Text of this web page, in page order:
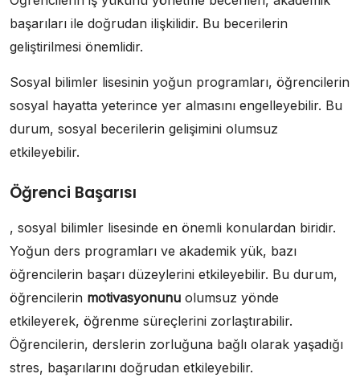
başarıları ile doğrudan ilişkilidir. Bu becerilerin
geliştirilmesi önemlidir.
Sosyal bilimler lisesinin yoğun programları, öğrencilerin
sosyal hayatta yeterince yer almasını engelleyebilir. Bu
durum, sosyal becerilerin gelişimini olumsuz
etkileyebilir.
Öğrenci Başarısı
, sosyal bilimler lisesinde en önemli konulardan biridir.
Yoğun ders programları ve akademik yük, bazı
öğrencilerin başarı düzeylerini etkileyebilir. Bu durum,
öğrencilerin motivasyonunu olumsuz yönde
etkileyerek, öğrenme süreçlerini zorlaştırabilir.
Öğrencilerin, derslerin zorluğuna bağlı olarak yaşadığı
stres, başarılarını doğrudan etkileyebilir.